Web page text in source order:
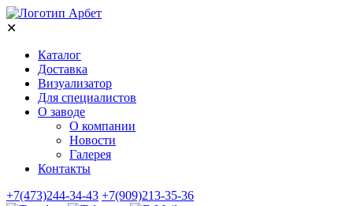
✕
Каталог
Доставка
Визуализатор
Для специалистов
О заводе
О компании
Новости
Галерея
Контакты
+7(473)244-34-43 +7(909)213-35-36